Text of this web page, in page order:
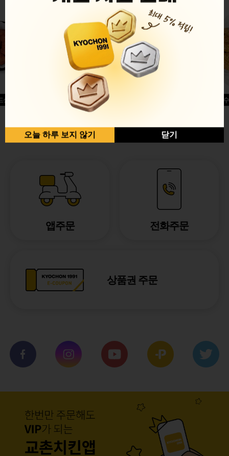
글윙
반반순살[레드+허니]
허니옥
앱주문 전화주문
상품권 주문
오늘 하루 보지 않기 닫기